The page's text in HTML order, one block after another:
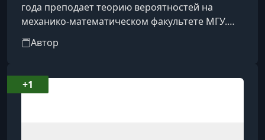
года преподает теорию вероятностей на
механико-математическом факультете МГУ.
Автор более 30 научных публикаций.
Автор
+1